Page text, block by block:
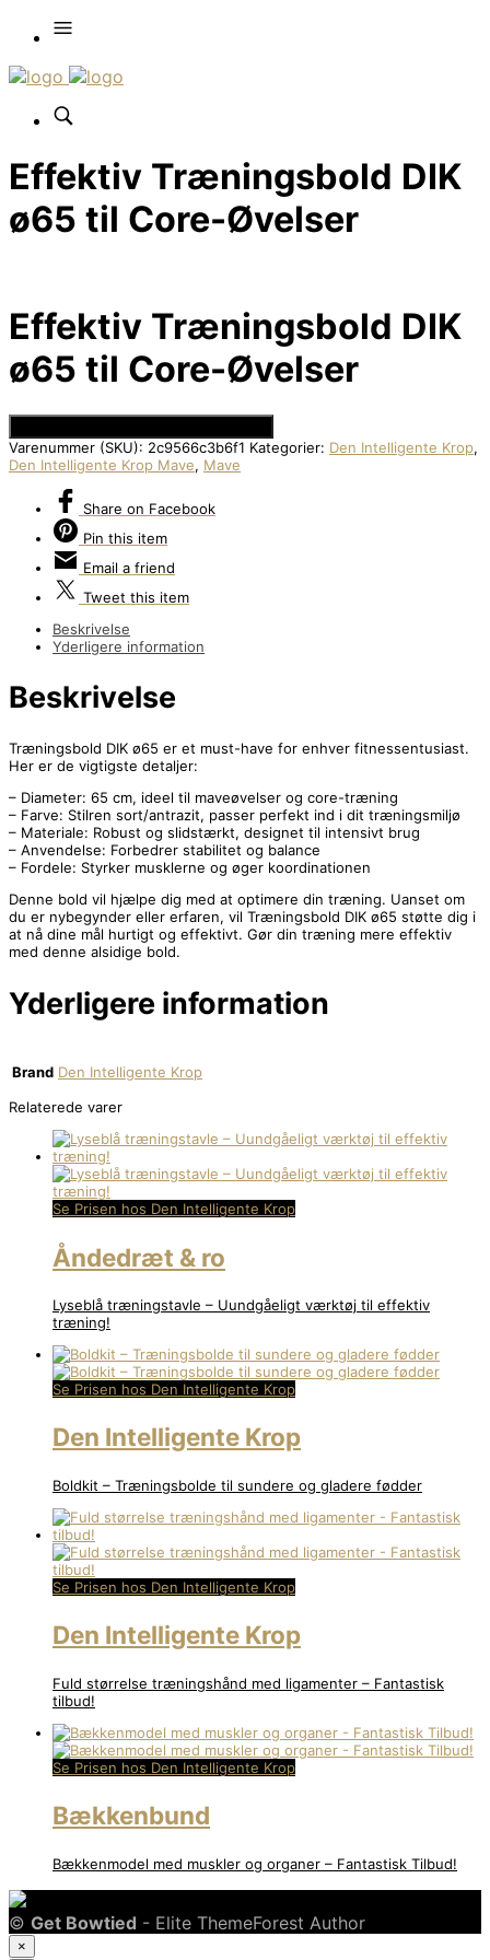
Effektiv Træningsbold DIK
ø65 til Core-Øvelser
Effektiv Træningsbold DIK
ø65 til Core-Øvelser
Varenummer (SKU): 2c9566c3b6f1 Kategorier: Den Intelligente Krop,
Den Intelligente Krop Mave, Mave
Share on Facebook
Pin this item
Email a friend
Tweet this item
Beskrivelse
Yderligere information
Beskrivelse
Træningsbold DIK ø65 er et must-have for enhver fitnessentusiast.
Her er de vigtigste detaljer:
– Diameter: 65 cm, ideel til maveøvelser og core-træning
– Farve: Stilren sort/antrazit, passer perfekt ind i dit træningsmiljø
– Materiale: Robust og slidstærkt, designet til intensivt brug
– Anvendelse: Forbedrer stabilitet og balance
– Fordele: Styrker musklerne og øger koordinationen
Denne bold vil hjælpe dig med at optimere din træning. Uanset om
du er nybegynder eller erfaren, vil Træningsbold DIK ø65 støtte dig i
at nå dine mål hurtigt og effektivt. Gør din træning mere effektiv
med denne alsidige bold.
Yderligere information
Brand Den Intelligente Krop
Relaterede varer
Se Prisen hos Den Intelligente Krop
Åndedræt & ro
Lyseblå træningstavle – Uundgåeligt værktøj til effektiv
træning!
Se Prisen hos Den Intelligente Krop
Den Intelligente Krop
Boldkit – Træningsbolde til sundere og gladere fødder
Se Prisen hos Den Intelligente Krop
Den Intelligente Krop
Fuld størrelse træningshånd med ligamenter – Fantastisk
tilbud!
Se Prisen hos Den Intelligente Krop
Bækkenbund
Bækkenmodel med muskler og organer – Fantastisk Tilbud!
© Get Bowtied - Elite ThemeForest Author
×